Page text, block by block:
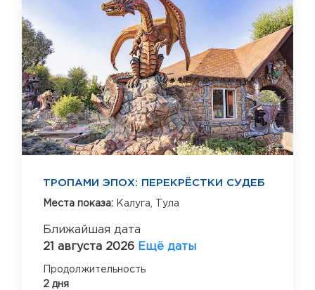
ТРОПАМИ ЭПОХ: ПЕРЕКРЁСТКИ СУДЕБ
Места показа: Калуга, Тула
Ближайшая дата
21 августа 2026 Ещё даты
Продолжительность
2 дня